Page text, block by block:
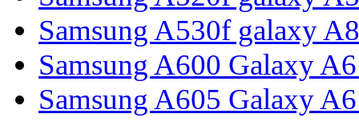
Samsung A530f galaxy
Samsung A600 Galaxy
Samsung A605 Galaxy